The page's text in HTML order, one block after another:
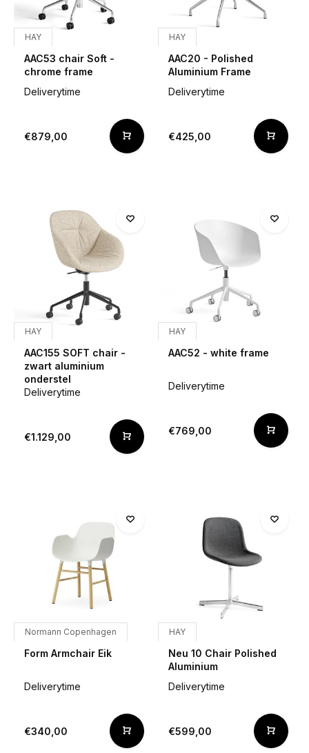
HAY
AAC53 chair Soft -
chrome frame
Deliverytime
€879,00
HAY
AAC20 - Polished
Aluminium Frame
Deliverytime
€425,00
HAY
AAC155 SOFT chair -
zwart aluminium
onderstel
Deliverytime
€1.129,00
HAY
AAC52 - white frame
Deliverytime
€769,00
Normann Copenhagen
Form Armchair Eik
Deliverytime
€340,00
HAY
Neu 10 Chair Polished
Aluminium
Deliverytime
€599,00